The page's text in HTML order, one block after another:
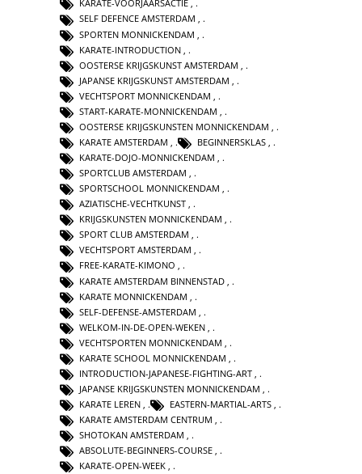
KARATE-VOORJAARSACTIE ,
SELF DEFENCE AMSTERDAM ,
SPORTEN MONNICKENDAM
KARATE-INTRODUCTION
OOSTERSE KRIJGSKUNST AMSTERDAM
JAPANSE KRIJGSKUNST AMSTERDAM
VECHTSPORT MONNICKENDAM
START-KARATE-MONNICKENDAM
OOSTERSE KRIJGSKUNSTEN MONNICKENDAM
KARATE AMSTERDAM
BEGINNERSKLAS
KARATE-DOJO-MONNICKENDAM ,
SPORTCLUB AMSTERDAM ,
SPORTSCHOOL MONNICKENDAM ,
AZIATISCHE-VECHTKUNST ,
KRIJGSKUNSTEN MONNICKENDAM ,
SPORT CLUB AMSTERDAM ,
VECHTSPORT AMSTERDAM ,
FREE-KARATE-KIMONO ,
KARATE AMSTERDAM BINNENSTAD
KARATE MONNICKENDAM
SELF-DEFENSE-AMSTERDAM
WELKOM-IN-DE-OPEN-WEKEN
VECHTSPORTEN MONNICKENDAM
KARATE SCHOOL MONNICKENDAM
INTRODUCTION-JAPANESE-FIGHTING-ART
JAPANSE KRIJGSKUNSTEN MONNICKENDAM
KARATE LEREN , EASTERN-MARTIAL-ARTS ,
KARATE AMSTERDAM CENTRUM ,
SHOTOKAN AMSTERDAM ,
ABSOLUTE-BEGINNERS-COURSE ,
KARATE-OPEN-WEEK ,